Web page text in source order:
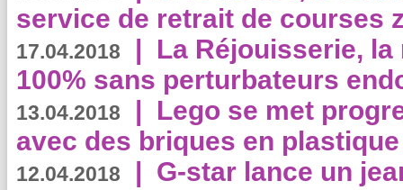
service de retrait de courses
17.04.2018 | La Réjouisserie,
100% sans perturbateurs
13.04.2018 | Lego se met
avec des briques en
12.04.2018 | G-star lance un